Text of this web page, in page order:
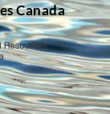
Canada